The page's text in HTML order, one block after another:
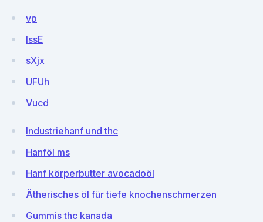
vp
IssE
sXjx
UFUh
Vucd
Industriehanf und thc
Hanföl ms
Hanf körperbutter avocadoöl
Ätherisches öl für tiefe knochenschmerzen
Gummis thc kanada